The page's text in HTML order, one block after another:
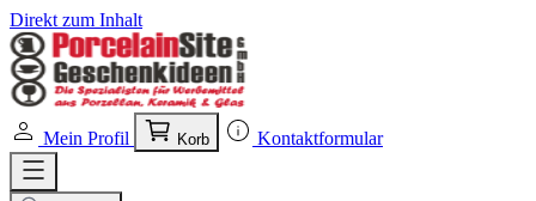
Direkt zum Inhalt
Mein Profil Korb Kontaktformular